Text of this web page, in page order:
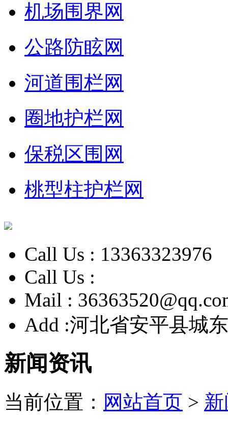
机场围界网
公路防眩网
河道围栏网
圈地护栏网
保税区围网
桃型柱护栏网
Call Us : 13363323976
Call Us :
Mail :
Add :河北省安平县城
新闻资讯
当前位置： 网站首页 >